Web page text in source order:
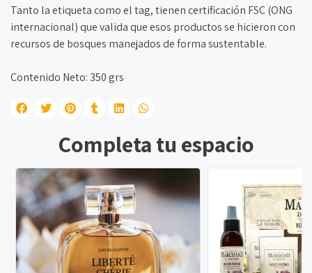
Tanto la etiqueta como el tag, tienen certificación FSC (ONG
internacional) que valida que esos productos se hicieron con
recursos de bosques manejados de forma sustentable.
Contenido Neto: 350 grs
Completa tu espacio